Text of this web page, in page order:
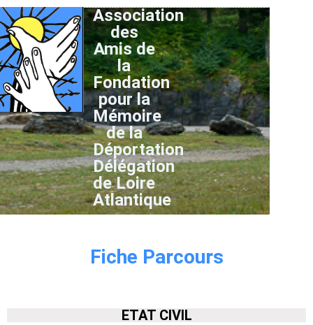
Association
des
Amis de
la
Fondation
pour la
Mémoire
de la
Déportation
Délégation
de Loire
Atlantique
Fiche Parcours
ETAT CIVIL